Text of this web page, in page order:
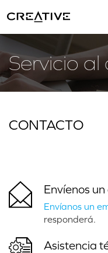
Servicio al
CONTACTO
Envíenos
Envíanos un
responderá.
Asistencia